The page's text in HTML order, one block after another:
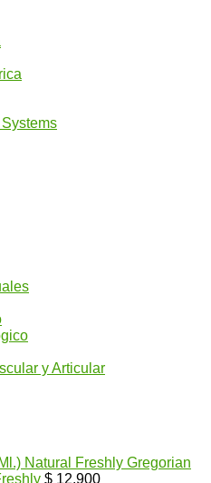
y Articular
Gregorian
$ 12.900